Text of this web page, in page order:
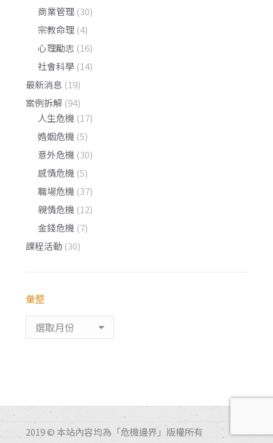
商業管理 (30)
宗教命理 (4)
心理勵志 (16)
社會科學 (14)
最新消息 (19)
案例拆解 (94)
人生危機 (17)
婚姻危機 (5)
意外危機 (30)
感情危機 (5)
職場危機 (37)
親情危機 (12)
金錢危機 (7)
課程活動 (30)
彙整
整
2019 © 本站內容均為「危機邊界」版權所有